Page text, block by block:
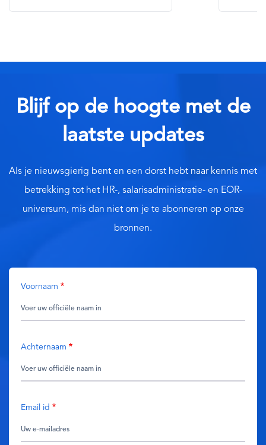
Blijf op de hoogte met de
laatste updates
Als je nieuwsgierig bent en een dorst hebt naar kennis met
betrekking tot het HR-, salarisadministratie- en EOR-
universum, mis dan niet om je te abonneren op onze
bronnen.
Voornaam
Achternaam
Email id